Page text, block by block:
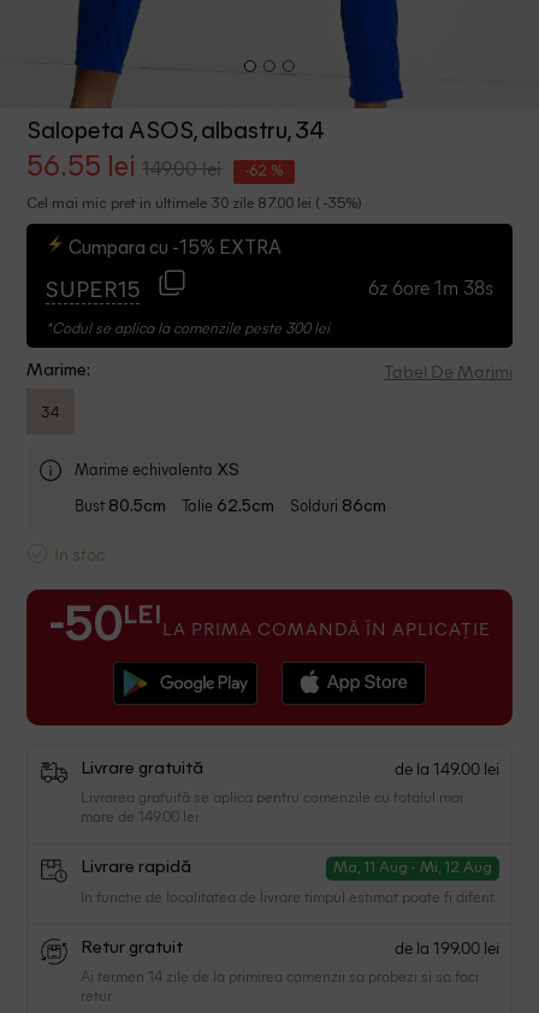
Salopeta ASOS, albastru, 34
56.55 lei 149.00 lei -62 %
Cel mai mic pret in ultimele 30 zile 87.00 lei ( -35%)
Cumpara cu -15% EXTRA
SUPER15 6z 6ore 1m 38s
*Codul se aplica la comenzile peste 300 lei
Marime: Tabel De Marimi
34
Marime echivalenta XS
Bust 80.5cm Talie 62.5cm Solduri 86cm
In stoc
-50 LEI LA PRIMA COMANDĂ ÎN APLICAȚIE
Livrare gratuită de la 149.00 lei
Livrarea gratuită se aplica pentru comenzile cu totalul mai
mare de 149.00 lei
Livrare rapidă Ma, 11 Aug - Mi, 12 Aug
In functie de localitatea de livrare timpul estimat poate fi diferit.
Retur gratuit de la 199.00 lei
Ai termen 14 zile de la primirea comenzii sa probezi si sa faci
retur.